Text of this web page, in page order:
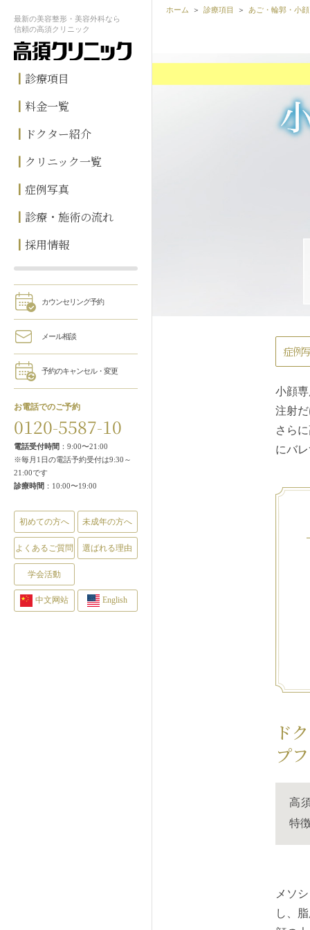
最新の美容整形・美容外科なら
信頼の高須クリニック
診療項目
料金一覧
ドクター紹介
クリニック一覧
症例写真
診療・施術の流れ
採用情報
カウンセリング予約
メール相談
予約のキャンセル・変更
お電話でのご予約
0120-5587-10
電話受付時間 ：9:00〜21:00
※毎月1日の電話予約受付は9:30～
21:00です
診療時間 ：10:00〜19:00
初めての方へ 未成年の方へ
よくあるご質問 選ばれる理由
学会活動
中文网站 English
ホーム 診療項目 あご・輪郭・小顔
症例
小顔
注射
さら
にバ
ド
プ
高
特
メソ
し、